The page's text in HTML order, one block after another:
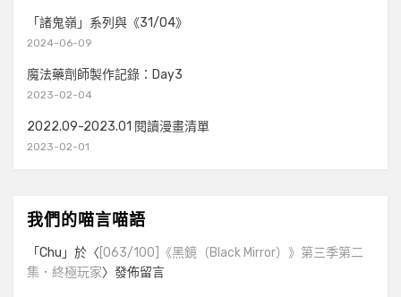
「諸鬼嶺」系列與《31/04》
2024-06-09
魔法藥劑師製作記錄：Day3
2023-02-04
2022.09-2023.01 閱讀漫畫清單
2023-02-01
我們的喵言喵語
「Chu 」於〈 [063/100]《黑鏡（Black Mirror）》第三季第二
集．終極玩家〉發佈留言